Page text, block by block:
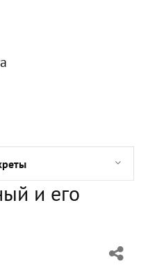
классиков ленинизма
потомков
и его